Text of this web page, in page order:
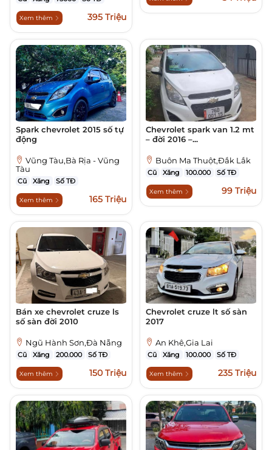
Xem thêm 395 Triệu
Spark chevrolet 2015 số tự
động
Vũng Tàu,Bà Rịa - Vũng
Tàu
Cũ Xăng Số TĐ
Xem thêm 165 Triệu
Chevrolet spark van 1.2 mt
– đời 2016 –...
Buôn Ma Thuột,Đắk Lắk
Cũ Xăng 100.000 Số TĐ
Xem thêm 99 Triệu
Bán xe chevrolet cruze ls
số sàn đời 2010
Ngũ Hành Sơn,Đà Nẵng
Cũ Xăng 200.000 Số TĐ
Xem thêm 150 Triệu
Chevrolet cruze lt số sàn
2017
An Khê,Gia Lai
Cũ Xăng 100.000 Số TĐ
Xem thêm 235 Triệu